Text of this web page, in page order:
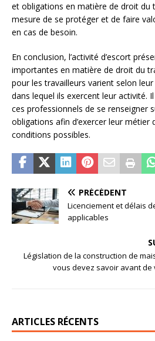
et obligations en matière de droit du
mesure de se protéger et de faire
en cas de besoin.
En conclusion, l’activité d’escort
importantes en matière de droit du
pour les travailleurs varient selon
dans lequel ils exercent leur activité.
ces professionnels de se renseigner
obligations afin d’exercer leur métier
conditions possibles.
PRÉCÉDENT
Licenciement et délais
applicables
Législation de la construction de
vous devez savoir avant de
ARTICLES RÉCENTS